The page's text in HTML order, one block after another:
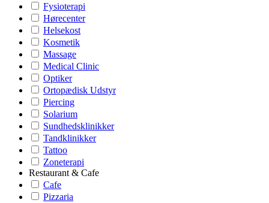
Fysioterapi
Hørecenter
Helsekost
Kosmetik
Massage
Medical Clinic
Optiker
Ortopædisk Udstyr
Piercing
Solarium
Sundhedsklinikker
Tandklinikker
Tattoo
Zoneterapi
Restaurant & Cafe
Cafe
Pizzaria